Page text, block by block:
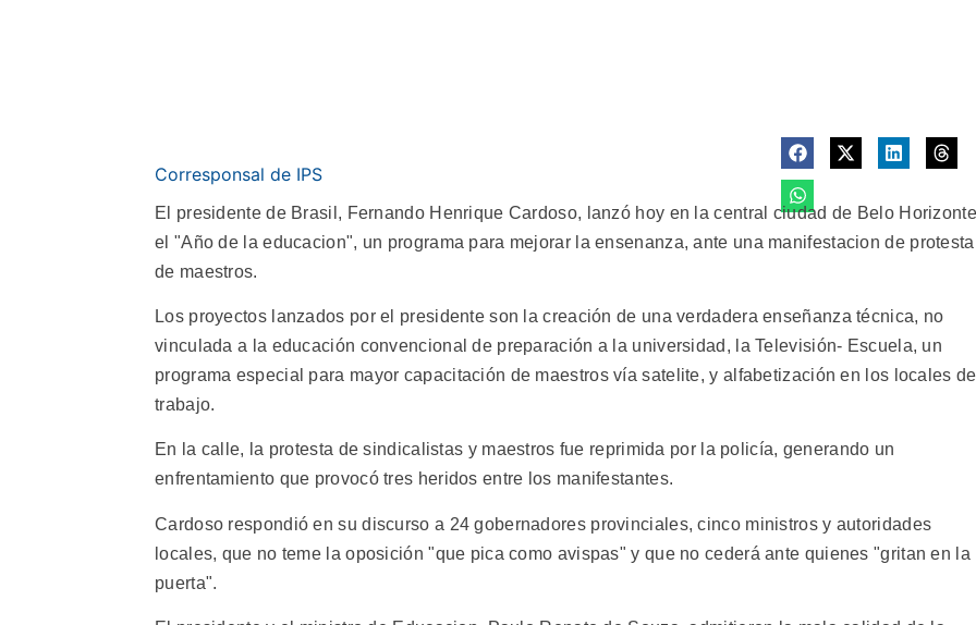
Corresponsal de IPS
El presidente de Brasil, Fernando Henrique Cardoso, lanzó hoy en la central ciudad de Belo Horizonte
el "Año de la educacion", un programa para mejorar la ensenanza, ante una manifestacion de protesta
de maestros.
Los proyectos lanzados por el presidente son la creación de una verdadera enseñanza técnica, no
vinculada a la educación convencional de preparación a la universidad, la Televisión- Escuela, un
programa especial para mayor capacitación de maestros vía satelite, y alfabetización en los locales de
trabajo.
En la calle, la protesta de sindicalistas y maestros fue reprimida por la policía, generando un
enfrentamiento que provocó tres heridos entre los manifestantes.
Cardoso respondió en su discurso a 24 gobernadores provinciales, cinco ministros y autoridades
locales, que no teme la oposición "que pica como avispas" y que no cederá ante quienes "gritan en la
puerta".